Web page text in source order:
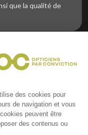
que la qualité de
de la vue et
?
d’achats et
indépendants
des cookies pour
de navigation et vous
peuvent être
des contenus ou